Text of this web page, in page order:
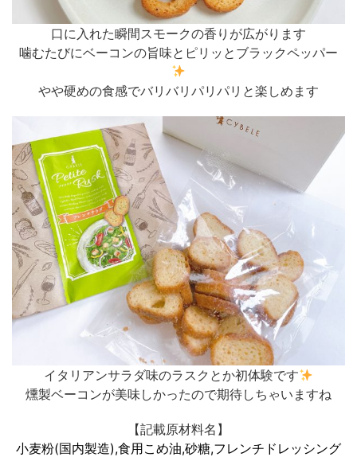
口に入れた瞬間スモークの香りが広がります
噛むたびにベーコンの旨味とピリッとブラックペッパー
やや硬めの食感でバリバリパリパリと楽しめます
イタリアンサラダ味のラスクとか初体験です
燻製ベーコンが美味しかったので期待しちゃいますね
【記載原材料名】
小麦粉(国内製造),食用こめ油,砂糖,フレンチドレッシング